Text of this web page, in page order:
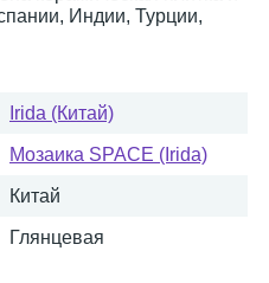
Индии, Турции,
Irida (Китай)
Мозаика SPACE (Irida)
Китай
Глянцевая